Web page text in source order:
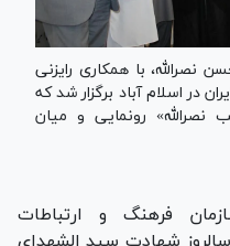
با همکاری رایزنی
در اسلام آباد برگزار شد که
نصرالله» رونمایی و میان
فرهنگ و ارتباطات